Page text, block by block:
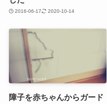
2016-06-17 2020-10-14
障子を赤ちゃんからガード